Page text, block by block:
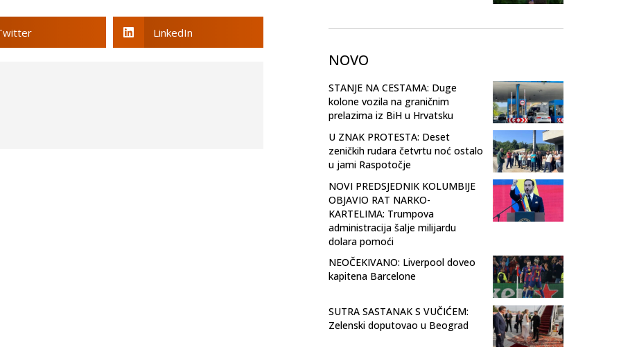
LinkedIn
NOVO
STANJE NA CESTAMA: Duge
kolone vozila na graničnim
prelazima iz BiH u Hrvatsku
U ZNAK PROTESTA: Deset
zeničkih rudara četvrtu noć ostalo
u jami Raspotočje
NOVI PREDSJEDNIK KOLUMBIJE
OBJAVIO RAT NARKO-
KARTELIMA: Trumpova
administracija šalje milijardu
dolara pomoći
NEOČEKIVANO: Liverpool doveo
kapitena Barcelone
SUTRA SASTANAK S VUČIĆEM:
Zelenski doputovao u Beograd